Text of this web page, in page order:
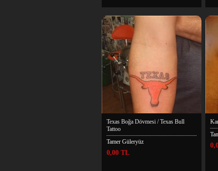
Texas Boğa Dövmesi / Texas Bull
Tattoo
Tamer Güleryüz
0,00 TL